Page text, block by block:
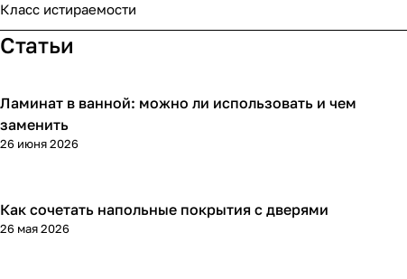
Класс истираемости
Статьи
Напольные покрытия
Ламинат в ванной: можно ли использовать и чем
заменить
26 июня 2026
Напольные покрытия
Как сочетать напольные покрытия с дверями
26 мая 2026